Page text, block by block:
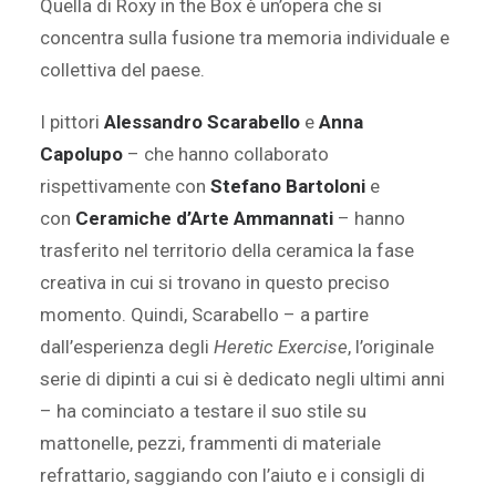
Quella di Roxy in the Box è un’opera che si
concentra sulla fusione tra memoria individuale e
collettiva del paese.
I pittori Alessandro Scarabello e Anna
Capolupo – che hanno collaborato
rispettivamente con Stefano Bartoloni e
con Ceramiche d’Arte Ammannati – hanno
trasferito nel territorio della ceramica la fase
creativa in cui si trovano in questo preciso
momento. Quindi, Scarabello – a partire
dall’esperienza degli Heretic Exercise, l’originale
serie di dipinti a cui si è dedicato negli ultimi anni
– ha cominciato a testare il suo stile su
mattonelle, pezzi, frammenti di materiale
refrattario, saggiando con l’aiuto e i consigli di